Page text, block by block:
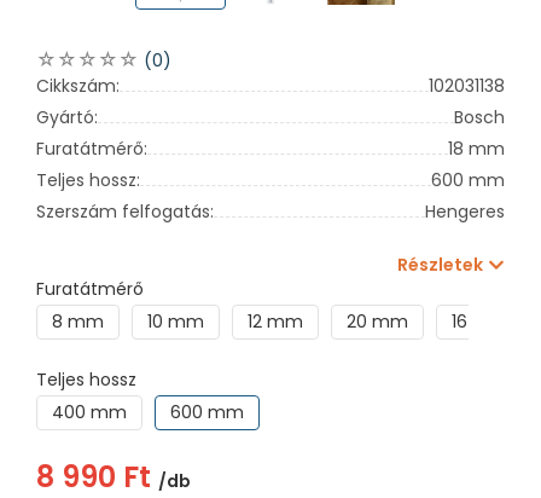
(0)
Cikkszám:
102031138
Gyártó:
Bosch
Furatátmérő:
18 mm
Teljes hossz:
600 mm
Szerszám felfogatás:
Hengeres
Részletek
Furatátmérő
8 mm
10 mm 12 mm 20 mm 16 mm
Teljes hossz
400 mm
600 mm
8 990 Ft /db